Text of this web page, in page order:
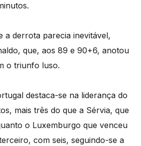
a derrota parecia inevitável,
que, aos 89 e 90+6, anotou
o triunfo luso.
destaca-se na liderança do
mais três do que a Sérvia, que
o Luxemburgo que venceu
com seis, seguindo-se a